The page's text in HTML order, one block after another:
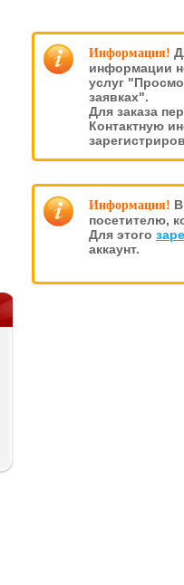
Информация!
информации
услуг
заявках".
Для заказа
Контактную
Информация!
посетителю,
Для этого
аккаунт.